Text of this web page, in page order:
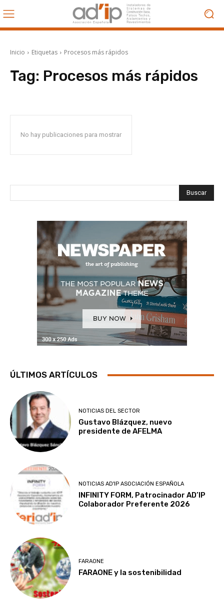
Inicio Etiquetas Procesos más rápidos
Tag: Procesos más rápidos
No hay publicaciones para mostrar
Buscar
ÚLTIMOS ARTÍCULOS
NOTICIAS DEL SECTOR
Gustavo Blázquez, nuevo
presidente de AFELMA
NOTICIAS AD'IP ASOCIACIÓN ESPAÑOLA
INFINITY FORM, Patrocinador AD’IP
Colaborador Preferente 2026
FARAONE
FARAONE y la sostenibilidad